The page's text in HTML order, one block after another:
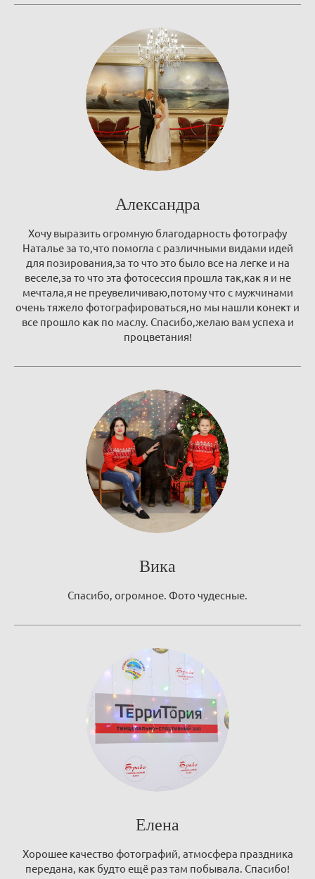
Александра
Хочу выразить огромную благодарность фотографу
Наталье за то,что помогла с различными видами идей
для позирования,за то что это было все на легке и на
веселе,за то что эта фотосессия прошла так,как я и не
мечтала,я не преувеличиваю,потому что с мужчинами
очень тяжело фотографироваться,но мы нашли конект и
все прошло как по маслу. Спасибо,желаю вам успеха и
процветания!
Вика
Спасибо, огромное. Фото чудесные.
Елена
Хорошее качество фотографий, атмосфера праздника
передана, как будто ещё раз там побывала. Спасибо!